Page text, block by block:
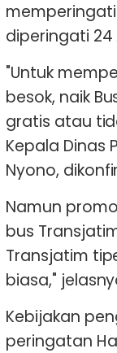
diperingati
"Untuk
besok, naik
gratis atau
Kepala Dinas
Nyono,
Namun
bus
Transjatim
biasa,"
Kebijakan
peringatan